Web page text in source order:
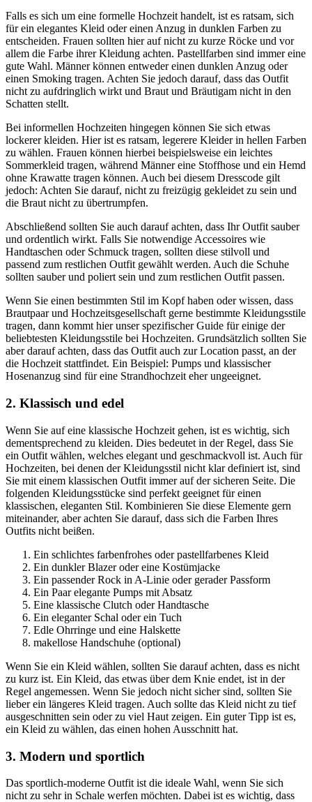
Falls es sich um eine formelle Hochzeit handelt, ist es ratsam, sich
für ein elegantes Kleid oder einen Anzug in dunklen Farben zu
entscheiden. Frauen sollten hier auf nicht zu kurze Röcke und vor
allem die Farbe ihrer Kleidung achten. Pastellfarben sind immer eine
gute Wahl. Männer können entweder einen dunklen Anzug oder
einen Smoking tragen. Achten Sie jedoch darauf, dass das Outfit
nicht zu aufdringlich wirkt und Braut und Bräutigam nicht in den
Schatten stellt.
Bei informellen Hochzeiten hingegen können Sie sich etwas
lockerer kleiden. Hier ist es ratsam, legerere Kleider in hellen Farben
zu wählen. Frauen können hierbei beispielsweise ein leichtes
Sommerkleid tragen, während Männer eine Stoffhose und ein Hemd
ohne Krawatte tragen können. Auch bei diesem Dresscode gilt
jedoch: Achten Sie darauf, nicht zu freizügig gekleidet zu sein und
die Braut nicht zu übertrumpfen.
Abschließend sollten Sie auch darauf achten, dass Ihr Outfit sauber
und ordentlich wirkt. Falls Sie notwendige Accessoires wie
Handtaschen oder Schmuck tragen, sollten diese stilvoll und
passend zum restlichen Outfit gewählt werden. Auch die Schuhe
sollten sauber und poliert sein und zum restlichen Outfit passen.
Wenn Sie einen bestimmten Stil im Kopf haben oder wissen, dass
Brautpaar und Hochzeitsgesellschaft gerne bestimmte Kleidungsstile
tragen, dann kommt hier unser spezifischer Guide für einige der
beliebtesten Kleidungsstile bei Hochzeiten. Grundsätzlich sollten Sie
aber darauf achten, dass das Outfit auch zur Location passt, an der
die Hochzeit stattfindet. Ein Beispiel: Pumps und klassischer
Hosenanzug sind für eine Strandhochzeit eher ungeeignet.
2. Klassisch und edel
Wenn Sie auf eine klassische Hochzeit gehen, ist es wichtig, sich
dementsprechend zu kleiden. Dies bedeutet in der Regel, dass Sie
ein Outfit wählen, welches elegant und geschmackvoll ist. Auch für
Hochzeiten, bei denen der Kleidungsstil nicht klar definiert ist, sind
Sie mit einem klassischen Outfit immer auf der sicheren Seite. Die
folgenden Kleidungsstücke sind perfekt geeignet für einen
klassischen, eleganten Stil. Kombinieren Sie diese Elemente gern
miteinander, aber achten Sie darauf, dass sich die Farben Ihres
Outfits nicht beißen.
Ein schlichtes farbenfrohes oder pastellfarbenes Kleid
Ein dunkler Blazer oder eine Kostümjacke
Ein passender Rock in A-Linie oder gerader Passform
Ein Paar elegante Pumps mit Absatz
Eine klassische Clutch oder Handtasche
Ein eleganter Schal oder ein Tuch
Edle Ohrringe und eine Halskette
makellose Handschuhe (optional)
Wenn Sie ein Kleid wählen, sollten Sie darauf achten, dass es nicht
zu kurz ist. Ein Kleid, das etwas über dem Knie endet, ist in der
Regel angemessen. Wenn Sie jedoch nicht sicher sind, sollten Sie
lieber ein längeres Kleid tragen. Auch sollte das Kleid nicht zu tief
ausgeschnitten sein oder zu viel Haut zeigen. Ein guter Tipp ist es,
ein Kleid zu wählen, das einen hohen Ausschnitt hat.
3. Modern und sportlich
Das sportlich-moderne Outfit ist die ideale Wahl, wenn Sie sich
nicht zu sehr in Schale werfen möchten. Dabei ist es wichtig, dass